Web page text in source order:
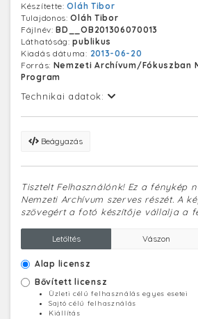
Készítette:Oláh Tibor
Tulajdonos:Oláh Tibor
Fájlnév:BD__OB201306070013
Láthatóság:publikus
Kiadás dátuma: 2013-06-20
Forrás: Nemzeti Archívum/Fókuszban
Program
Technikai adatok:
Beágyazás
Tisztelt Felhasználónk! Ez a fénykép
Nemzeti Archívum szerves részét. A
szövegért a fotó készítője vállalja a
Letöltés Vászon
Alap licensz
Bővített licensz
Üzleti célú felhasználás egyes esetei
Sajtó célú felhasználás
Kiállítás